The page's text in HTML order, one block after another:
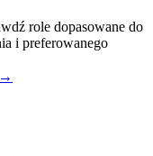
role dopasowane do
i preferowanego
→